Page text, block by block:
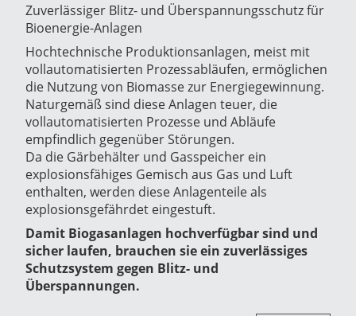
Zuverlässiger Blitz- und Überspannungsschutz für
Bioenergie-Anlagen
Hochtechnische Produktionsanlagen, meist mit
vollautomatisierten Prozessabläufen, ermöglichen
die Nutzung von Biomasse zur Energiegewinnung.
Naturgemäß sind diese Anlagen teuer, die
vollautomatisierten Prozesse und Abläufe
empfindlich gegenüber Störungen.
Da die Gärbehälter und Gasspeicher ein
explosionsfähiges Gemisch aus Gas und Luft
enthalten, werden diese Anlagenteile als
explosionsgefährdet eingestuft.
Damit Biogasanlagen hochverfügbar sind und
sicher laufen, brauchen sie ein zuverlässiges
Schutzsystem gegen Blitz- und
Überspannungen.